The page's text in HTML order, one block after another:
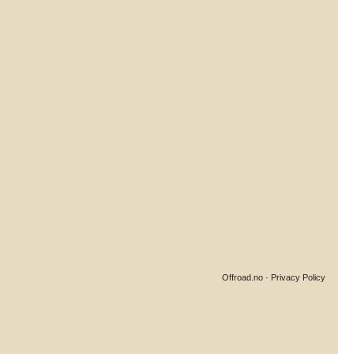
Privacy Policy
Offroad.no ·